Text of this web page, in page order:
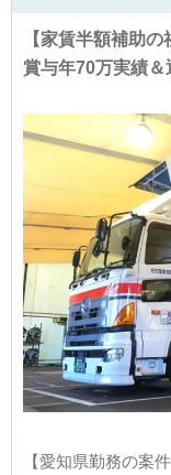
【家賃半額補助
賞与年70万実績
【愛知県勤務の案